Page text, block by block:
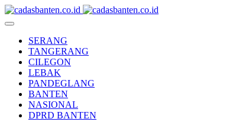
SERANG
TANGERANG
CILEGON
LEBAK
PANDEGLANG
BANTEN
NASIONAL
DPRD BANTEN